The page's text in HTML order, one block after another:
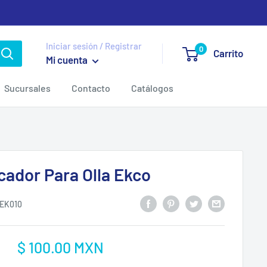
Iniciar sesión / Registrar
Mi cuenta
0 Carrito
Sucursales Contacto Catálogos
Para Olla Ekco
Precio
$ 100.00 MXN